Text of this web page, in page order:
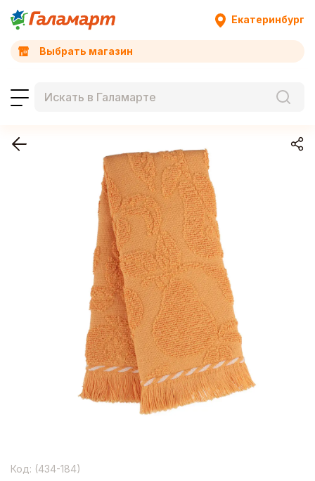
Екатеринбург
Выбрать магазин
Код: (434-184)